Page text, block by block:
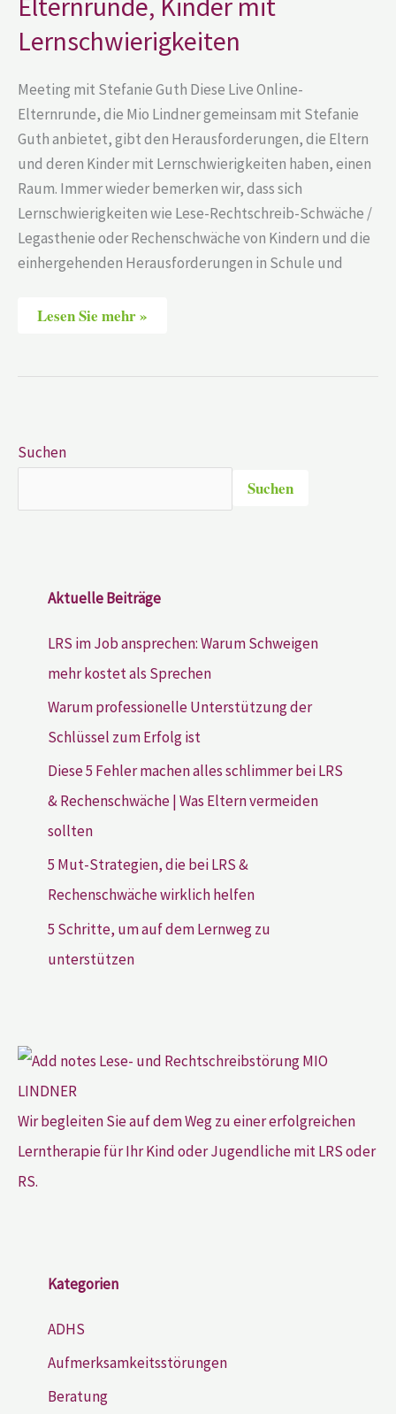
Lernschwierigkeiten
Meeting mit Stefanie Guth Diese Live Online-
Elternrunde, die Mio Lindner gemeinsam mit Stefanie
Guth anbietet, gibt den Herausforderungen, die Eltern
und deren Kinder mit Lernschwierigkeiten haben, einen
Raum. Immer wieder bemerken wir, dass sich
Lernschwierigkeiten wie Lese-Rechtschreib-Schwäche /
Legasthenie oder Rechenschwäche von Kindern und die
einhergehenden Herausforderungen in Schule und
mit
Lernschwierigkeiten
Lesen Sie mehr »
Suchen
Suchen
Aktuelle Beiträge
LRS im Job ansprechen: Warum Schweigen
mehr kostet als Sprechen
Warum professionelle Unterstützung der
Schlüssel zum Erfolg ist
Diese 5 Fehler machen alles schlimmer bei LRS
& Rechenschwäche | Was Eltern vermeiden
sollten
5 Mut-Strategien, die bei LRS &
Rechenschwäche wirklich helfen
5 Schritte, um auf dem Lernweg zu
unterstützen
Wir begleiten Sie auf dem Weg zu einer erfolgreichen
Lerntherapie für Ihr Kind oder Jugendliche mit LRS oder
RS.
Kategorien
ADHS
Aufmerksamkeitsstörungen
Beratung